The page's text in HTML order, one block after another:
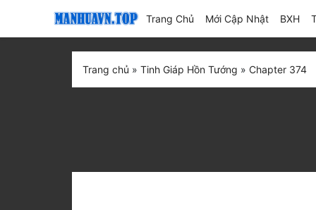
Trang Chủ Mới Cập Nhật(current)
BXH
Trang chủ » Tinh Giáp Hồn Tướng » Chapter 374